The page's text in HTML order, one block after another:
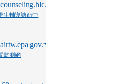
生輔導諮商中
監測網